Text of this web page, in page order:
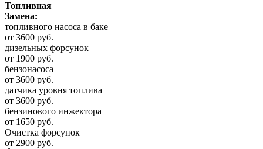
Топливная
Замена:
топливного насоса в баке
от 3600 руб.
дизельных форсунок
от 1900 руб.
бензонасоса
от 3600 руб.
датчика уровня топлива
от 3600 руб.
бензинового инжектора
от 1650 руб.
Очистка форсунок
от 2900 руб.